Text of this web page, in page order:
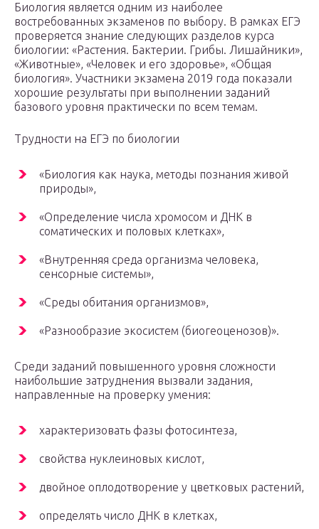
Биология является одним из наиболее
востребованных экзаменов по выбору. В рамках ЕГЭ
проверяется знание следующих разделов курса
биологии: «Растения. Бактерии. Грибы. Лишайники»,
«Животные», «Человек и его здоровье», «Общая
биология». Участники экзамена 2019 года показали
хорошие результаты при выполнении заданий
базового уровня практически по всем темам.
Трудности на ЕГЭ по биологии
«Биология как наука, методы познания живой
природы»,
«Определение числа хромосом и ДНК в
соматических и половых клетках»,
«Внутренняя среда организма человека,
сенсорные системы»,
«Среды обитания организмов»,
«Разнообразие экосистем (биогеоценозов)».
Среди заданий повышенного уровня сложности
наибольшие затруднения вызвали задания,
направленные на проверку умения:
характеризовать фазы фотосинтеза,
свойства нуклеиновых кислот,
двойное оплодотворение у цветковых растений,
определять число ДНК в клетках,